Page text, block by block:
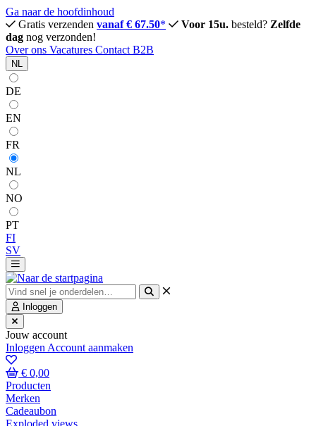
Ga naar de hoofdinhoud
Gratis verzenden vanaf € 67.50* Voor 15u. besteld? Zelfde
dag nog verzonden!
Over ons Vacatures Contact B2B
NL
DE
EN
FR
NL
NO
PT
FI
SV
Inloggen
Jouw account
Inloggen Account aanmaken
€ 0,00
Producten
Merken
Cadeaubon
Exploded views